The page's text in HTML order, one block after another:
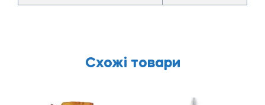
Схожі товари